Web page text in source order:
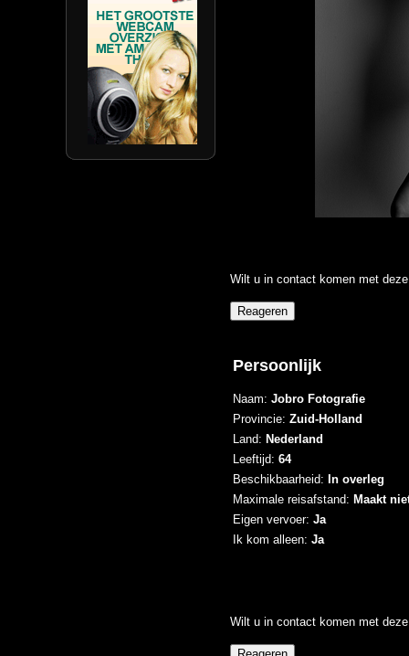
Wilt u in contact komen met
Persoonlijk
Naam: Jobro Fotografie
Provincie: Zuid-Holland
Land: Nederland
Leeftijd: 64
Beschikbaarheid: In overleg
Maximale reisafstand: Maakt
Eigen vervoer: Ja
Ik kom alleen: Ja
Wilt u in contact komen met